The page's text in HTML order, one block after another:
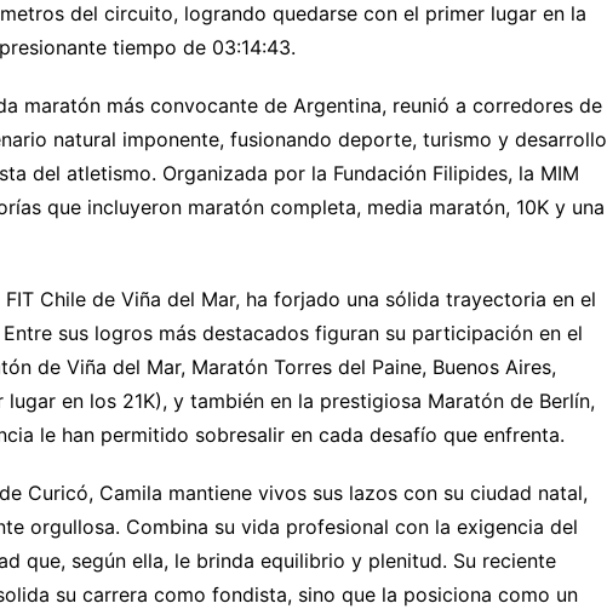
del circuito, logrando quedarse con el primer lugar en la
tiempo de 03:14:43.
maratón más convocante de Argentina, reunió a corredores de
natural imponente, fusionando deporte, turismo y desarrollo
del atletismo. Organizada por la Fundación Filipides, la MIM
que incluyeron maratón completa, media maratón, 10K y una
Chile de Viña del Mar, ha forjado una sólida trayectoria en el
sus logros más destacados figuran su participación en el
de Viña del Mar, Maratón Torres del Paine, Buenos Aires,
en los 21K), y también en la prestigiosa Maratón de Berlín,
le han permitido sobresalir en cada desafío que enfrenta.
Curicó, Camila mantiene vivos sus lazos con su ciudad natal,
orgullosa. Combina su vida profesional con la exigencia del
que, según ella, le brinda equilibrio y plenitud. Su reciente
su carrera como fondista, sino que la posiciona como un